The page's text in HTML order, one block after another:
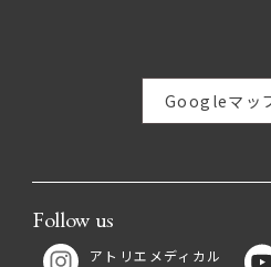
Googleマッ
Follow us
アトリエメディカル